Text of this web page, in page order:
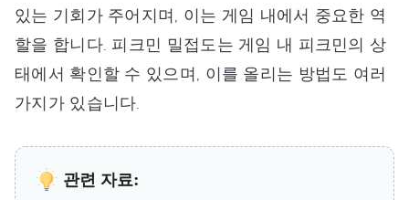
있는 기회가 주어지며, 이는 게임 내에서 중요한 역
할을 합니다. 피크민 밀접도는 게임 내 피크민의 상
태에서 확인할 수 있으며, 이를 올리는 방법도 여러
가지가 있습니다.
관련 자료: